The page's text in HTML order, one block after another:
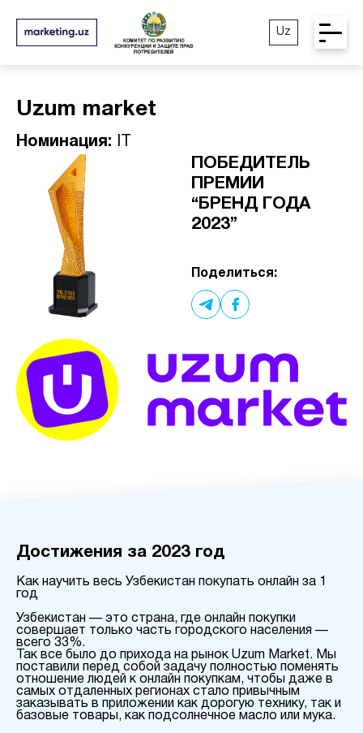
Uz
Uzum market
Номинация:
ПОБЕДИТЕЛЬ
ПРЕМИИ
“БРЕНД ГОДА
2023”
Поделиться:
Достижения за 2023 год
Как научить весь Узбекистан покупать онлайн за 1
год
Узбекистан — это страна, где онлайн покупки
совершает только часть городского населения —
всего 33%.
Так все было до прихода на рынок Uzum Market. Мы
поставили перед собой задачу полностью поменять
отношение людей к онлайн покупкам, чтобы даже в
самых отдаленных регионах стало привычным
заказывать в приложении как дорогую технику, так и
базовые товары, как подсолнечное масло или мука.